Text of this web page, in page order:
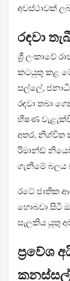
අවස්ථාවක්
රඳවා
ශ්‍රී ලංකාවේ
කටයුතු කළ
සල්ලේ,
රඳවා තබා
භීෂණ
අතර, නිශ්චිත
රිමාන්ඩ්
ගැනීමේ බලය
රටේ ජාතික
හොබවා සිටි
සැලකිය යුතු
ප්‍රවේශ